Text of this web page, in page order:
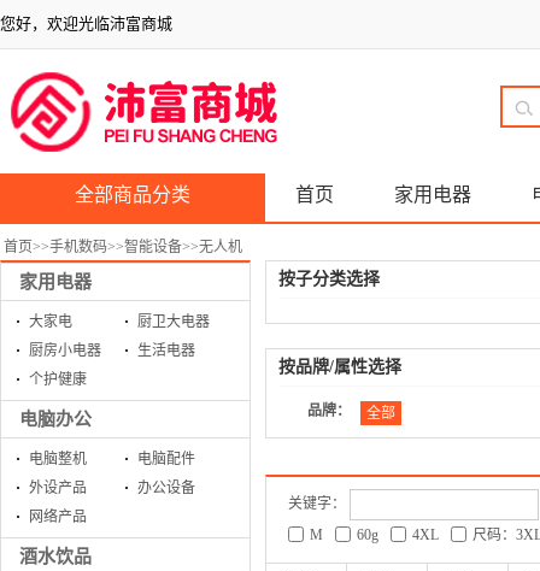
您好，欢迎光临沛富商城
全部商品分类 首页 家用电器
首页>>手机数码>>智能设备>>无人机
家用电器
大家电
厨卫大电器
厨房小电器
生活电器
个护健康
电脑办公
电脑整机
电脑配件
外设产品
办公设备
网络产品
酒水饮品
按子分类选择
按品牌/属性选择
品牌： 全部
关键字：
M
60g 4XL 尺码：